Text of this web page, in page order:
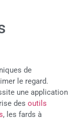
de
le regard.
une application
des outils
, les fards à